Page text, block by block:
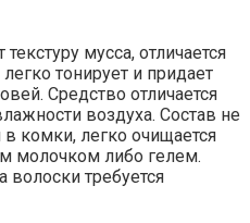
мусса, отличается
тонирует и придает
Средство отличается
воздуха. Состав не
в комки, легко очищается
молочком либо гелем.
требуется